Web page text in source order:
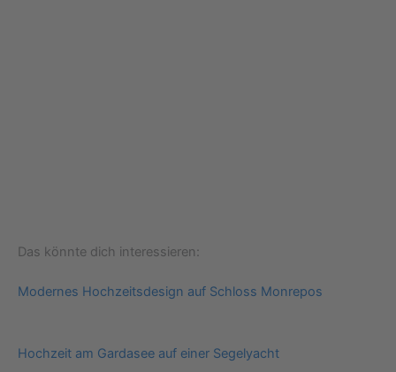
Das könnte dich interessieren:
Modernes Hochzeitsdesign auf Schloss Monrepos
Hochzeit am Gardasee auf einer Segelyacht